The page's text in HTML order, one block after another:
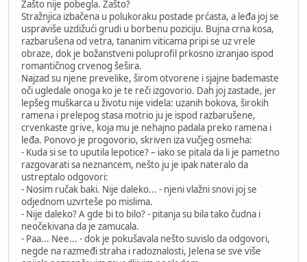
Zašto nije pobegla. Zašto?
Stražnjica izbačena u polukoraku postade prćasta, a leđa joj se
uspraviše uzdižući grudi u borbenu poziciju. Bujna crna kosa,
razbarušena od vetra, tananim viticama pripi se uz vrele
obraze, dok je božanstveni poluprofil prkosno izranjao ispod
romantičnog crvenog šešira.
Najzad su njene prevelike, širom otvorene i sjajne bademaste
oči ugledale onoga ko je te reči izgovorio. Dah joj zastade, jer
lepšeg muškarca u životu nije videla: uzanih bokova, širokih
ramena i prelepog stasa motrio ju je ispod razbarušene,
crvenkaste grive, koja mu je nehajno padala preko ramena i
leđa. Ponovo je progovorio, skriven iza vučjeg osmeha:
- Kuda si se to uputila lepotice? – iako se pitala da li je pametno
razgovarati sa neznancem, nešto ju je ipak nateralo da
ustreptalo odgovori:
- Nosim ručak baki. Nije daleko... - njeni vlažni snovi joj se
odjednom uzvrteše po mislima.
- Nije daleko? A gde bi to bilo? - pitanja su bila tako čudna i
neočekivana da je zamucala.
- Paa... Nee... - dok je pokušavala nešto suvislo da odgovori,
negde na razmeđi straha i radoznalosti, Jelena se sve više